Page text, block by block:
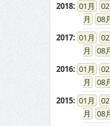
2018: 01 02
08
2017: 01 02
08
2016: 01 02
08
2015: 01 02
08